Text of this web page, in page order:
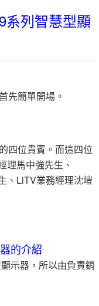
系列智慧型顯
先簡單開場。
四位貴賓。而這四位
理馬中強先生、
、LiTV業務經理沈塏
的介紹
示器，所以由負責銷